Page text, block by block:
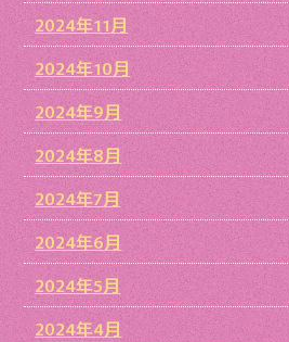
2024年11月
2024年10月
2024年9月
2024年8月
2024年7月
2024年6月
2024年5月
2024年4月